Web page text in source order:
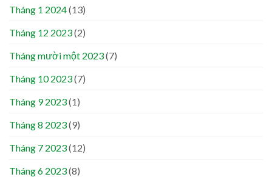
Tháng 1 2024(13)
Tháng 12 2023(2)
Tháng mười một 2023(7)
Tháng 10 2023(7)
Tháng 9 2023(1)
Tháng 8 2023(9)
Tháng 7 2023(12)
Tháng 6 2023(8)